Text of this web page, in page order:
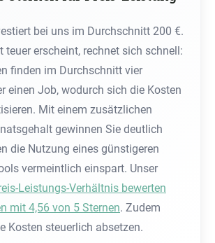
bei uns im Durchschnitt 200 €.
teuer erscheint, rechnet sich schnell:
finden im Durchschnitt vier
einen Job, wodurch sich die Kosten
Mit einem zusätzlichen
gewinnen Sie deutlich
die Nutzung eines günstigeren
vermeintlich einspart. Unser
Leistungs-Verhältnis bewerten
mit 4,56 von 5 Sternen. Zudem
Kosten steuerlich absetzen.